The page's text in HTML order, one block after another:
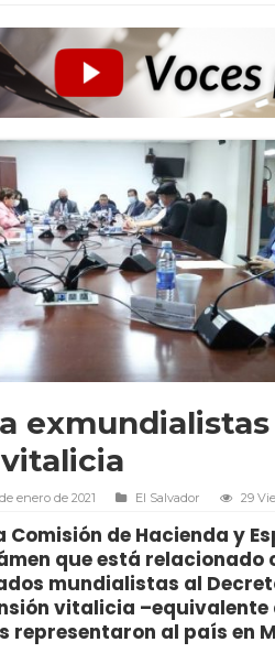
enero de 2021 El Salvador 29
Comisión de Hacienda y
que está relacionado
mundialistas al
vitalicia –equivalente
al país en